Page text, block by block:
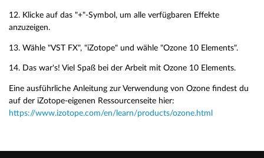
12. Klicke auf das "+"-Symbol, um alle verfügbaren Effekte
anzuzeigen.
13. Wähle "VST FX", "iZotope" und wähle "Ozone 10 Elements".
14. Das war's! Viel Spaß bei der Arbeit mit Ozone 10 Elements.
Eine ausführliche Anleitung zur Verwendung von Ozone findest du
auf der iZotope-eigenen Ressourcenseite hier:
https://www.izotope.com/en/learn/products/ozone.html